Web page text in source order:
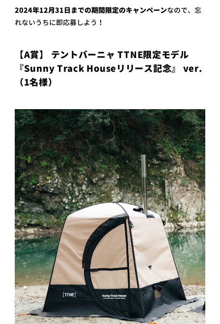
2024年12月31日までの期間限定のキャンペーンなので、忘
れないうちに即応募しよう！
【A賞】 テントバーニャ TTNE限定モデル
『Sunny Track Houseリリース記念』 ver.
（1名様）